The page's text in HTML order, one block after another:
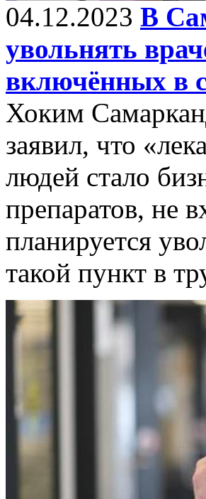
04.12.2023 В
увольнять
включённых в
Хоким
заявил, что
людей стало
препаратов, не
планируется
такой пункт в